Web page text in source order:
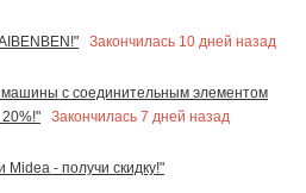
Закончилась 10 дней назад
с соединительным элементом
Закончилась 7 дней назад
Midea - получи скидку!"